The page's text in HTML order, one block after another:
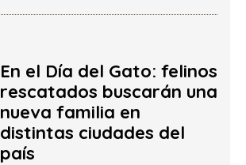
En el Día del Gato: felinos
rescatados buscarán una
nueva familia en
distintas ciudades del
país